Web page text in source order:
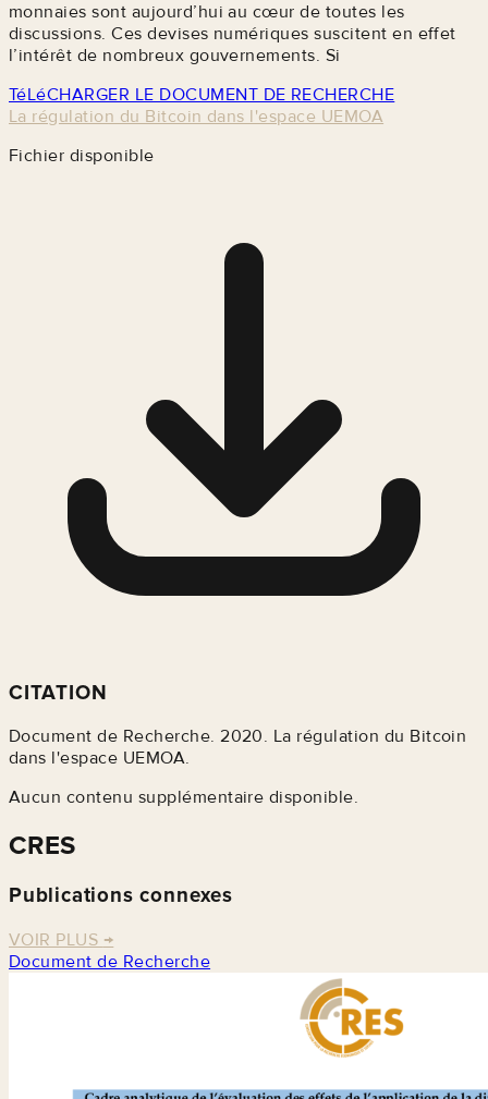
monnaies sont aujourd’hui au cœur de toutes les
discussions. Ces devises numériques suscitent en effet
l’intérêt de nombreux gouvernements. Si
TéLéCHARGER LE DOCUMENT DE RECHERCHE
La régulation du Bitcoin dans l'espace UEMOA
Fichier disponible
CITATION
Document de Recherche. 2020. La régulation du Bitcoin
dans l'espace UEMOA.
Aucun contenu supplémentaire disponible.
CRES
Publications connexes
VOIR PLUS →
Document de Recherche